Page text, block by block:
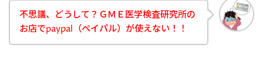
不思議、どうして？ＧＭＥ医学検査研究所の
お店でpaypal（ペイパル）が使えない！！